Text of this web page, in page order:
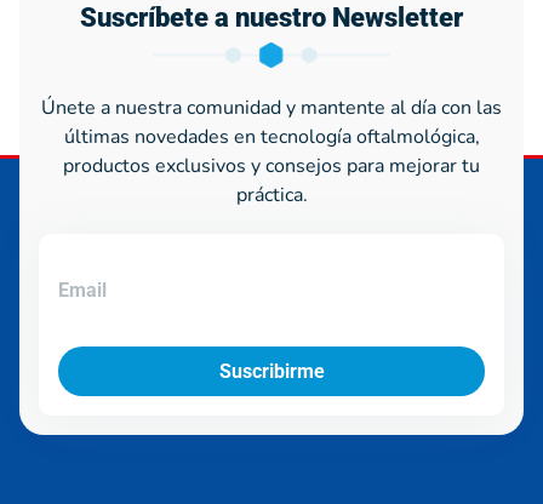
Suscríbete a nuestro Newsletter
Únete a nuestra comunidad y mantente al día con las
últimas novedades en tecnología oftalmológica,
productos exclusivos y consejos para mejorar tu
práctica.
Suscribirme